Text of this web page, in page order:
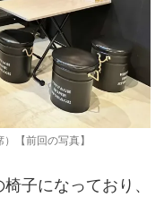
【前回の写真】
子になっており、